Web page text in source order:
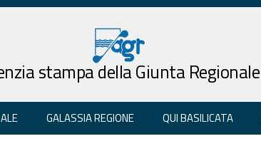
stampa della Giunta Regionale
GALASSIA REGIONE QUI BASILICATA